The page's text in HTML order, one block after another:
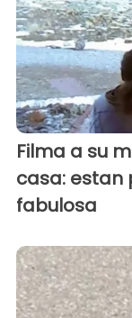
Filma a su
casa: estan
fabulosa